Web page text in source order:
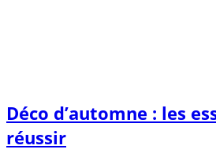
Déco d’automne : les
réussir